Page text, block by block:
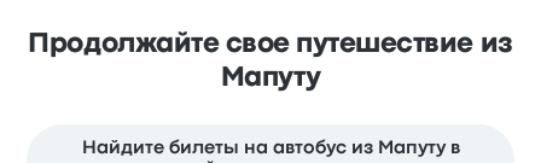
Продолжайте свое путешествие из
Мапуту
Найдите билеты на автобус из Мапуту в